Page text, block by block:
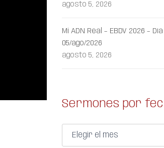
agosto 5, 2026
Mi ADN Real – EBDV 2026 –
05/ago/2026
agosto 5, 2026
Sermones por